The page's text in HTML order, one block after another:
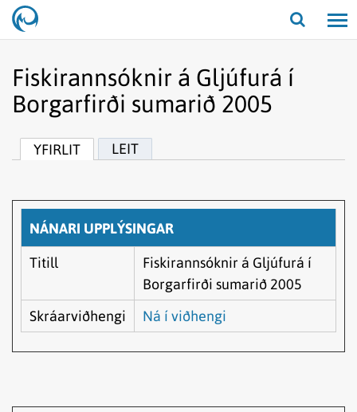
Opna/
Fiskirannsóknir á Gljúfurá í
Borgarfirði sumarið 2005
YFIRLIT LEIT
NÁNARI UPPLÝSINGAR
Titill
Fiskirannsóknir á Gljúfurá í
Borgarfirði sumarið 2005
Skráarviðhengi
Ná í viðhengi